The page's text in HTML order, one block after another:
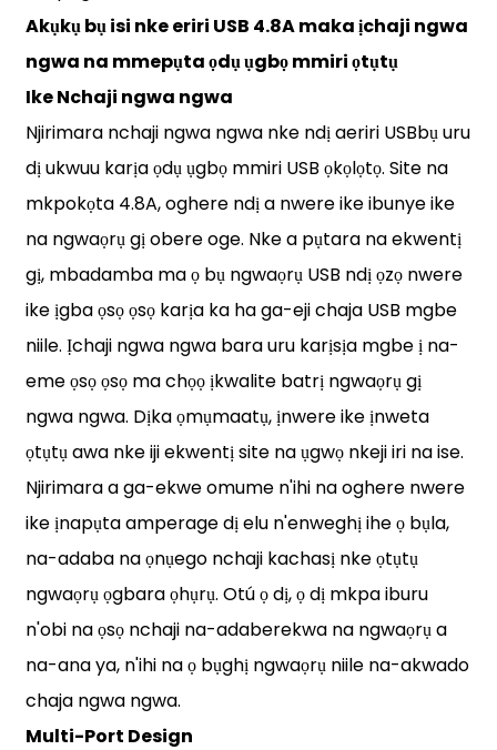
Akụkụ bụ isi nke eriri USB 4.8A maka ịchaji ngwa
ngwa na mmepụta ọdụ ụgbọ mmiri ọtụtụ
Ike Nchaji ngwa ngwa
Njirimara nchaji ngwa ngwa nke ndị aeriri USBbụ uru
dị ukwuu karịa ọdụ ụgbọ mmiri USB ọkọlọtọ. Site na
mkpokọta 4.8A, oghere ndị a nwere ike ibunye ike
na ngwaọrụ gị obere oge. Nke a pụtara na ekwentị
gị, mbadamba ma ọ bụ ngwaọrụ USB ndị ọzọ nwere
ike ịgba ọsọ ọsọ karịa ka ha ga-eji chaja USB mgbe
niile. Ịchaji ngwa ngwa bara uru karịsịa mgbe ị na-
eme ọsọ ọsọ ma chọọ ịkwalite batrị ngwaọrụ gị
ngwa ngwa. Dịka ọmụmaatụ, ịnwere ike ịnweta
ọtụtụ awa nke iji ekwentị site na ụgwọ nkeji iri na ise.
Njirimara a ga-ekwe omume n'ihi na oghere nwere
ike ịnapụta amperage dị elu n'enweghị ihe ọ bụla,
na-adaba na ọnụego nchaji kachasị nke ọtụtụ
ngwaọrụ ọgbara ọhụrụ. Otú ọ dị, ọ dị mkpa iburu
n'obi na ọsọ nchaji na-adaberekwa na ngwaọrụ a
na-ana ya, n'ihi na ọ bụghị ngwaọrụ niile na-akwado
chaja ngwa ngwa.
Multi-Port Design